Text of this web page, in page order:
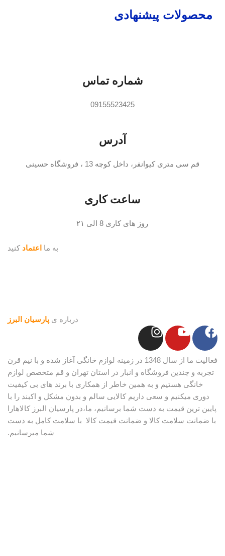
محصولات پیشنهادی
شماره تماس
09155523425
آدرس
قم سی متری کیوانفر، داخل کوچه 13 ، فروشگاه حسینی
ساعت کاری
روز های کاری 8 الی ۲۱
درباره ی پارسیان البرز
فعالیت ما از سال 1348 در زمینه لوازم خانگی آغاز شده و با نیم قرن
تجربه و چندین فروشگاه و انبار در استان تهران و قم متخصص لوازم
خانگی هستیم و به همین خاطر از همکاری با برند های بی کیفیت
دوری میکنیم و سعی داریم کالایی سالم و بدون مشکل و اکبند را با
پایین ترین قیمت به دست شما برسانیم، ما،در پارسیان البرز کالاهارا
با ضمانت سلامت کالا و ضمانت قیمت کالا با سلامت کامل به دست
شما میرسانیم.
به ما اعتماد کنید